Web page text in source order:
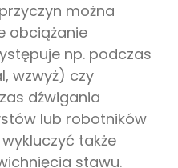
można
obciążanie
np. podczas
wzwyż) czy
dźwigania
lub robotników
także
stawu.